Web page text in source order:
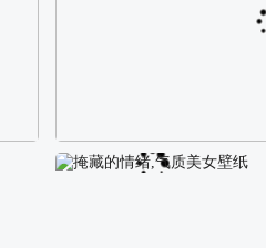
校园长发可爱美女4K电脑壁纸